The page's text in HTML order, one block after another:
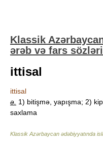
Klassik
ərəb və fars
ittisal
ittisal
ə. 1) bitişmə, yapışma; 2)
saxlama
Klassik Azərbaycan ədəbiyyatında